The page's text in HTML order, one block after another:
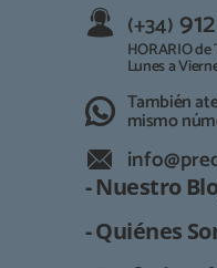
(+34)
HORARIO de
Lunes a
También
mismo
- Nuestro
- Quiénes